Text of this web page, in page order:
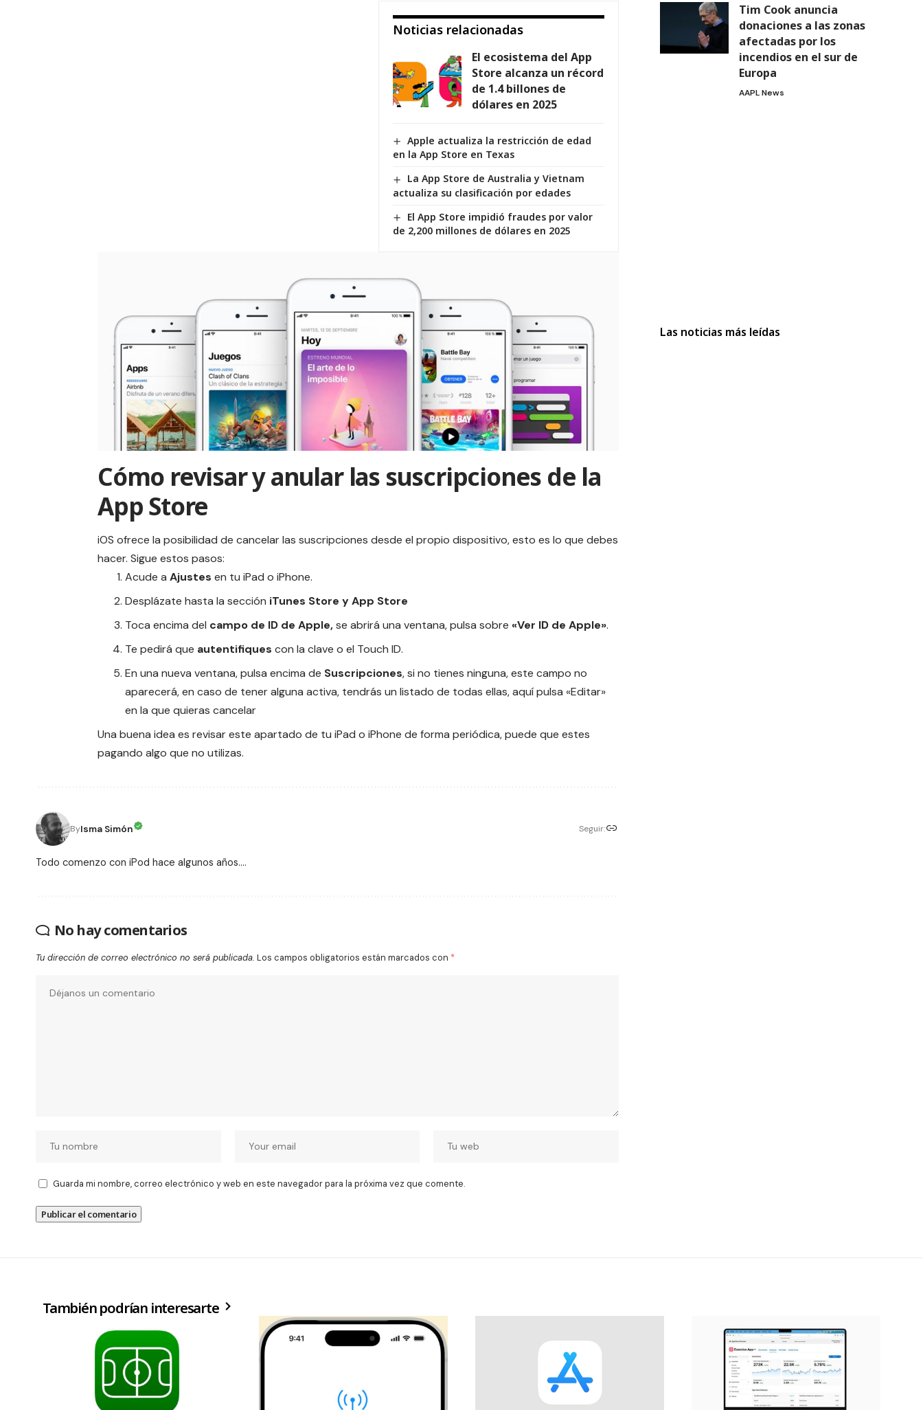
Noticias relacionadas
El ecosistema del App
Store alcanza un récord
de 1.4 billones de
dólares en 2025
Apple actualiza la restricción de edad
en la App Store en Texas
La App Store de Australia y Vietnam
actualiza su clasificación por edades
El App Store impidió fraudes por valor
de 2,200 millones de dólares en 2025
Cómo revisar y anular las suscripciones de la
App Store
iOS ofrece la posibilidad de cancelar las suscripciones desde el propio dispositivo, esto es lo que debes
hacer. Sigue estos pasos:
Acude a Ajustes en tu iPad o iPhone.
Desplázate hasta la sección iTunes Store y App Store
Toca encima del campo de ID de Apple,se abrirá una ventana, pulsa sobre «Ver ID de Apple».
Te pedirá que autentifiques con la clave o el Touch ID.
En una nueva ventana, pulsa encima de Suscripciones, si no tienes ninguna, este campo no
aparecerá, en caso de tener alguna activa, tendrás un listado de todas ellas, aquí pulsa «Editar»
en la que quieras cancelar
Una buena idea es revisar este apartado de tu iPad o iPhone de forma periódica, puede que estes
pagando algo que no utilizas.
ByIsma Simón Seguir:
Todo comenzo con iPod hace algunos años....
No hay comentarios
Tu dirección de correo electrónico no será publicada. Los campos obligatorios están marcados con *
Guarda mi nombre, correo electrónico y web en este navegador para la próxima vez que comente.
Tim Cook anuncia
donaciones a las zonas
afectadas por los
incendios en el sur de
Europa
AAPL News
Las noticias más leídas
También podrían interesarte